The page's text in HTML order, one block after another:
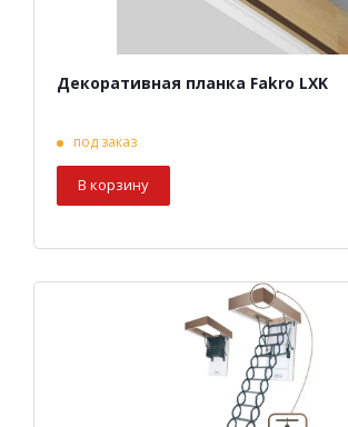
Декоративная планка Fakro LXK
под заказ
В корзину